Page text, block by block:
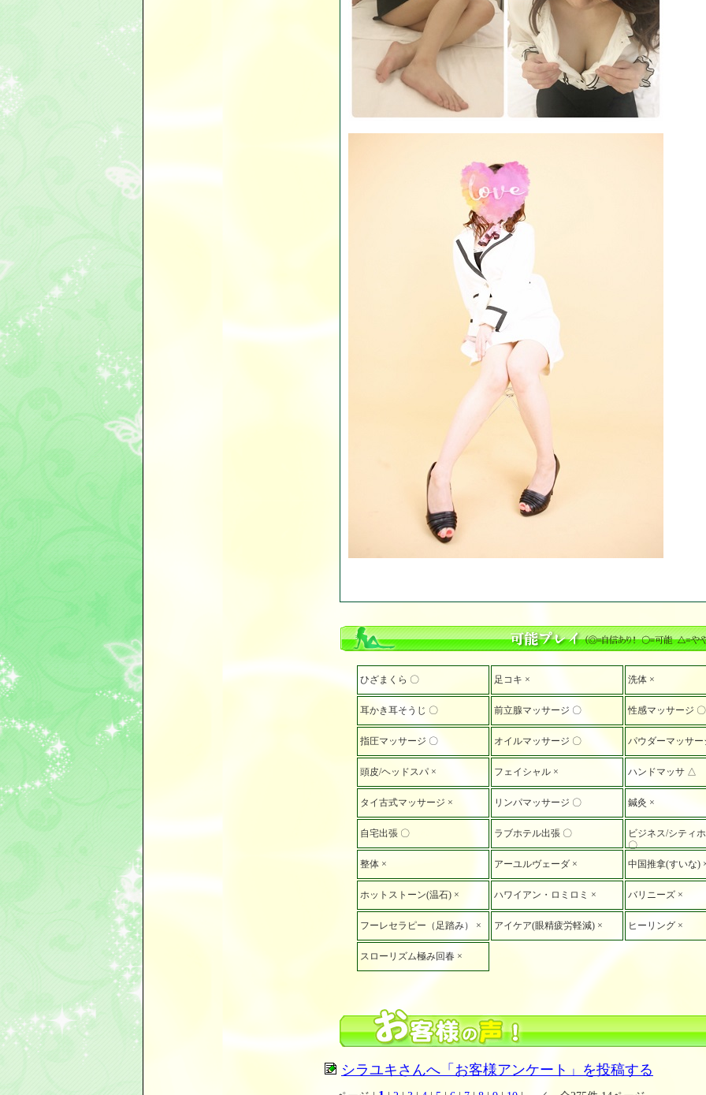
ひざまくら 〇 足コキ × 洗体 ×
耳かき耳そうじ 〇 前立腺マッサージ 〇 性感マッサージ 〇
指圧マッサージ 〇 オイルマッサージ 〇 パウダーマッサ
頭皮/ヘッドスパ × フェイシャル × ハンドマッサ △
タイ古式マッサージ × リンパマッサージ 〇 鍼灸 ×
自宅出張 〇 ラブホテル出張 〇
ビジネス/シティ
〇
整体 ×
アーユルヴェーダ × 中国推拿(すいな)
ホットストーン(温石) × ハワイアン・ロミロミ × バリニーズ ×
フーレセラピー（足踏み） × アイケア(眼精疲労軽減) × ヒーリング ×
スローリズム極み回春 ×
シラユキさんへ「お客様アンケート」を投稿する